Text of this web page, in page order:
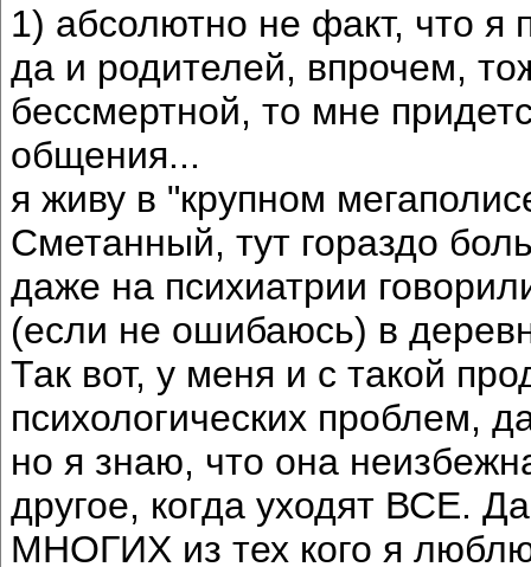
1) абсолютно не факт, что
да и родителей, впрочем,
бессмертной, то мне
общения...
я живу в "крупном
Сметанный, тут гораздо
даже на психиатрии
(если не ошибаюсь) в
Так вот, у меня и с такой
психологических проблем,
но я знаю, что она
другое, когда уходят ВСЕ.
МНОГИХ из тех кого я